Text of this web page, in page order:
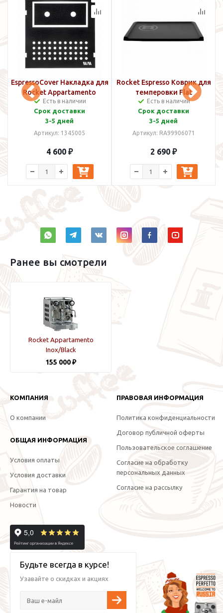
EspressoCover Накладка для
Rocket Appartamento
Есть в наличии
Срок доставки
3-5 дней
Артикул: 1345005
4 600 ₽
Rocket Espresso Коврик для
темперовки Flat
Есть в наличии
Срок доставки
3-5 дней
Артикул: RA99906071
2 690 ₽
Ранее вы смотрели
Rocket Appartamento
Inox/Black
155 000 ₽
КОМПАНИЯ
О компании
ОБЩАЯ ИНФОРМАЦИЯ
Условия оплаты
Условия доставки
Гарантия на товар
Новости
ПРАВОВАЯ ИНФОРМАЦИЯ
Политика конфиденциальности
Договор публичной оферты
Пользовательское соглашение
Согласие на обработку
персональных данных
Согласие на рассылку
Будьте всегда в курсе!
Узавайте о скидках и акциях